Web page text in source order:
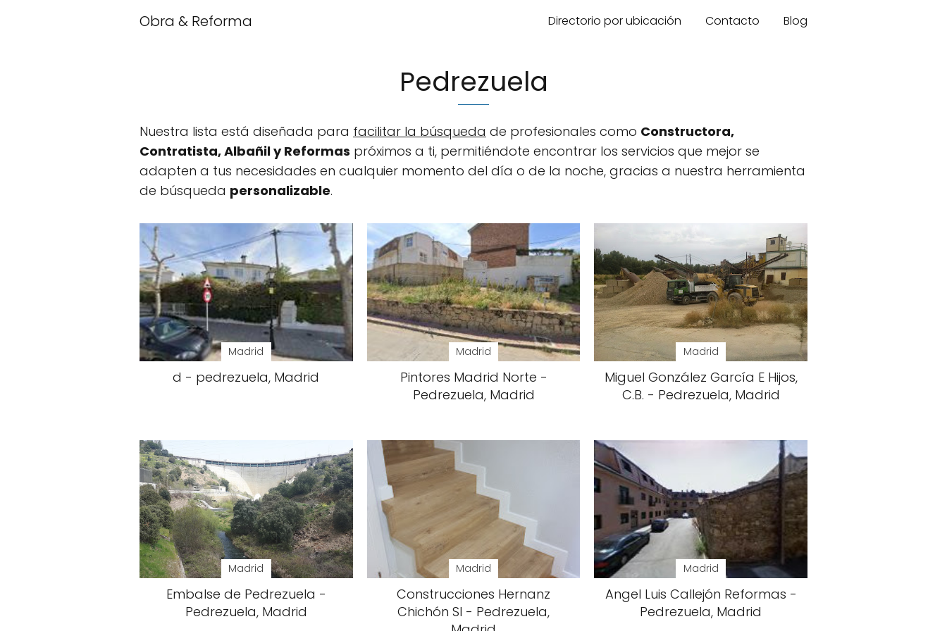
Obra & Reforma Directorio por ubicación Contacto Blog
Pedrezuela
Nuestra lista está diseñada para facilitar la búsqueda de profesionales como Constructora,
Contratista, Albañil y Reformas próximos a ti, permitiéndote encontrar los servicios que mejor se
adapten a tus necesidades en cualquier momento del día o de la noche, gracias a nuestra herramienta
de búsqueda personalizable.
Madrid
d - pedrezuela, Madrid
Madrid
Pintores Madrid Norte -
Pedrezuela, Madrid
Madrid
Miguel González García E Hijos,
C.B. - Pedrezuela, Madrid
Madrid
Embalse de Pedrezuela -
Pedrezuela, Madrid
Madrid
Construcciones Hernanz
Chichón Sl - Pedrezuela,
Madrid
Angel Luis Callejón Reformas -
Pedrezuela, Madrid